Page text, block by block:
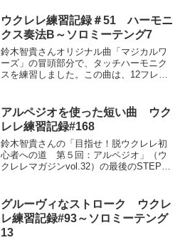
ウクレレ練習記録＃51 ハーモニ
クス奏法B～ソロミーテング7
鈴木智貴さんオリジナル曲「マジカルワ
ーズ」の冒頭部分で、タッチハーモニク
スを練習しました。この曲は、12フレッ
効かせたいところです。
アルペジオを使った短い曲 ウク
レレ練習記録#168
鈴木智貴さんの「目指せ！脱ウクレレ初
心者への道 第５回：アルペジオ」（ウ
クレレマガジンvol.32）の最後のSTEPに
は弦の音量を均一にして、単音の音量と
も同じようにすることを意識して練習し
ました。
グルーヴィなストローク ウクレ
レ練習記録#93～ソロミーテング
13